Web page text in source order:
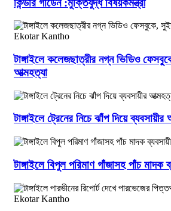
টাঙ্গাইলে কলেজছাত্রীর নগ্ন ভিডিও
আত্মহত্যা
টাঙ্গাইলে ট্রেনের নিচে ঝাঁপ দিয়ে ব্যবসায়ীর
টাঙ্গাইলে বিপুল পরিমাণ গাঁজাসহ পাঁচ